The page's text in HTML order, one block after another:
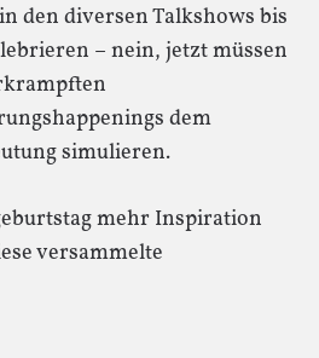
den diversen Talkshows bis
– nein, jetzt müssen
dem
simulieren.
mehr Inspiration
versammelte